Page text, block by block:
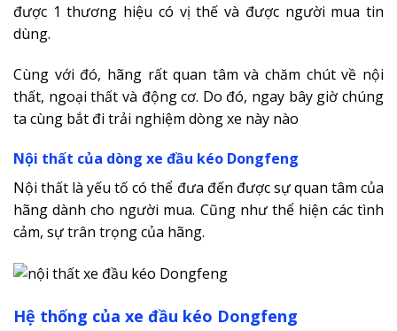
được 1 thương hiệu có vị thế và được người mua tin
dùng.
Cùng với đó, hãng rất quan tâm và chăm chút về nội
thất, ngoại thất và động cơ. Do đó, ngay bây giờ chúng
ta cùng bắt đi trải nghiệm dòng xe này nào
Nội thất của dòng xe đầu kéo Dongfeng
Nội thất là yếu tố có thể đưa đến được sự quan tâm của
hãng dành cho người mua. Cũng như thể hiện các tình
cảm, sự trân trọng của hãng.
Hệ thống của xe đầu kéo Dongfeng